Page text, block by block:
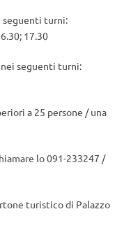
seguenti turni:
17.30
nei seguenti turni:
a 25 persone / una
lo 091-233247 /
turistico di Palazzo